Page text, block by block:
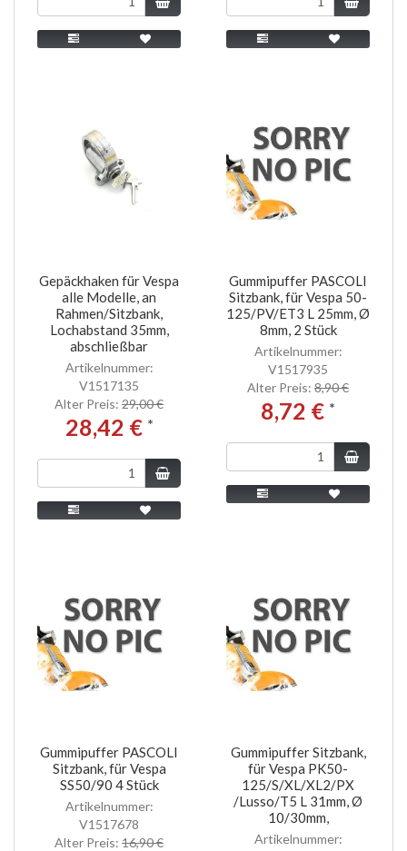
Gepäckhaken für Vespa
alle Modelle, an
Rahmen/Sitzbank,
Lochabstand 35mm,
abschließbar
Artikelnummer:
V1517135
Alter Preis: 29,00 €
28,42 € *
Gummipuffer PASCOLI
Sitzbank, für Vespa 50-
125/PV/ET3 L 25mm, Ø
8mm, 2 Stück
Artikelnummer:
V1517935
Alter Preis: 8,90 €
8,72 € *
Gummipuffer PASCOLI
Sitzbank, für Vespa
SS50/90 4 Stück
Artikelnummer:
V1517678
Alter Preis: 16,90 €
Gummipuffer Sitzbank,
für Vespa PK50-
125/S/XL/XL2/PX
/Lusso/T5 L 31mm, Ø
10/30mm,
Artikelnummer: